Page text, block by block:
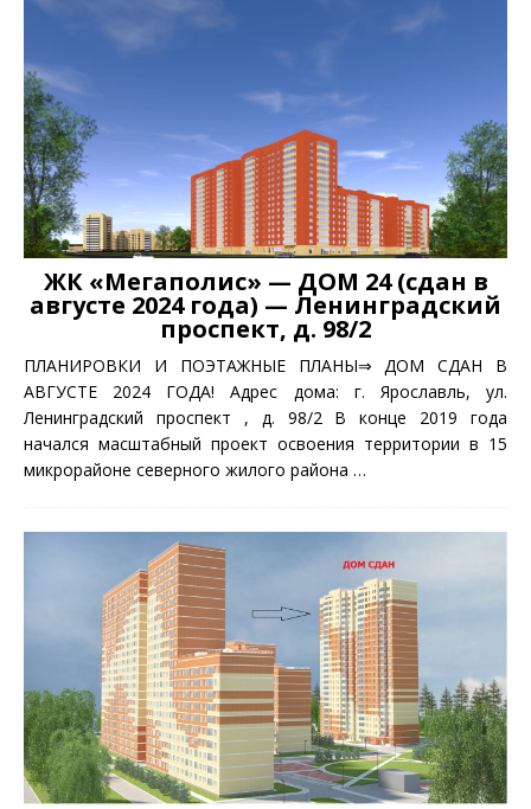
ЖК «Мегаполис» — ДОМ 24 (сдан в
августе 2024 года) — Ленинградский
проспект, д. 98/2
ПЛАНИРОВКИ И ПОЭТАЖНЫЕ ПЛАНЫ⇒ ДОМ СДАН В
АВГУСТЕ 2024 ГОДА! Адрес дома: г. Ярославль, ул.
Ленинградский проспект , д. 98/2 В конце 2019 года
начался масштабный проект освоения территории в 15
микрорайоне северного жилого района …